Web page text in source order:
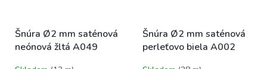
Šnúra Ø2 mm saténová
neónová žltá A049
Šnúra Ø2 mm saténová
perleťovo biela A002